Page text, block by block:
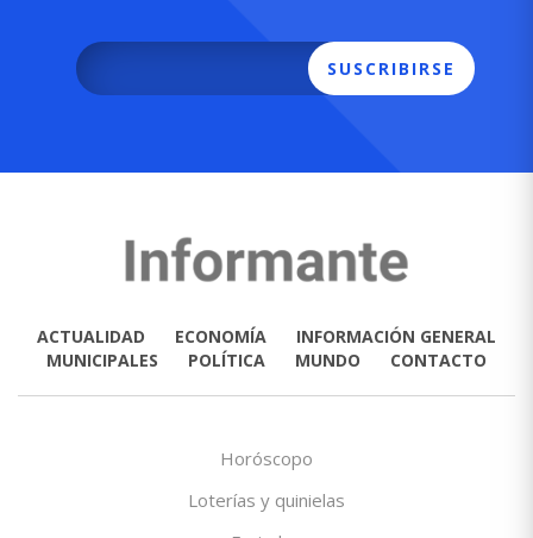
SUSCRIBIRSE
ACTUALIDAD ECONOMÍA
INFORMACIÓN GENERAL
MUNICIPALES
POLÍTICA MUNDO CONTACTO
Horóscopo
Loterías y quinielas